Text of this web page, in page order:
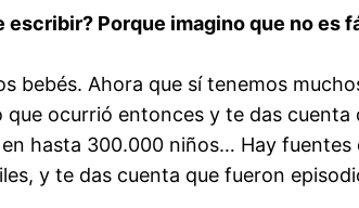
escribir? Porque imagino que no
bebés. Ahora que sí tenemos
ocurrió entonces y te das
hasta 300.000 niños… Hay
y te das cuenta que fueron